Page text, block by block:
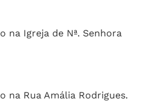
na Igreja de Nª. Senhora
na Rua Amália Rodrigues.